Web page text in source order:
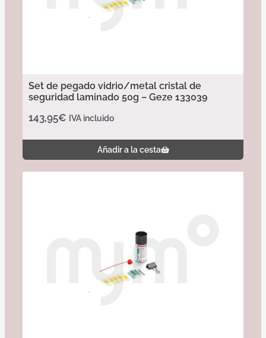
Set de pegado vidrio/metal cristal de
seguridad laminado 50g – Geze 133039
143,95€ IVA incluido
Añadir a la cesta